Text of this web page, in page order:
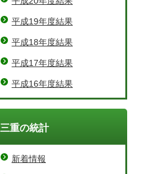
平成19年度結果
平成18年度結果
平成17年度結果
平成16年度結果
三重の統計
新着情報